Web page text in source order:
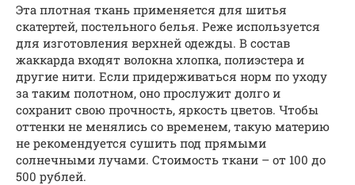
Эта плотная ткань применяется для шитья
скатертей, постельного белья. Реже используется
для изготовления верхней одежды. В состав
жаккарда входят волокна хлопка, полиэстера и
другие нити. Если придерживаться норм по уходу
за таким полотном, оно прослужит долго и
сохранит свою прочность, яркость цветов. Чтобы
оттенки не менялись со временем, такую материю
не рекомендуется сушить под прямыми
солнечными лучами. Стоимость ткани – от 100 до
500 рублей.